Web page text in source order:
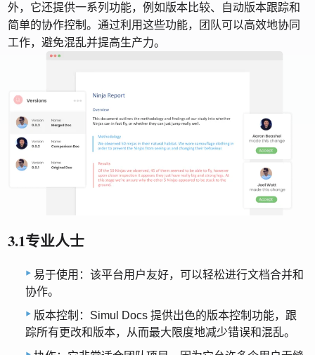
外，它还提供一系列功能，例如版本比较、自动版本跟踪和
简单的协作控制。通过利用这些功能，团队可以高效地协同
工作，避免混乱并提高生产力。
3.1专业人士
易于使用：该平台用户友好，可以轻松进行文档合并和
协作。
版本控制：Simul Docs 提供出色的版本控制功能，跟
踪所有更改和版本，从而最大限度地减少错误和混乱。